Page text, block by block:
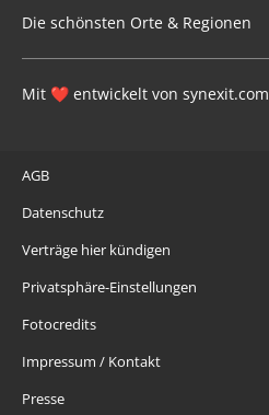
Die schönsten Orte & Regionen
Mit ❤ entwickelt von synexit.com
AGB
Datenschutz
Verträge hier kündigen
Privatsphäre-Einstellungen
Fotocredits
Impressum / Kontakt
Presse